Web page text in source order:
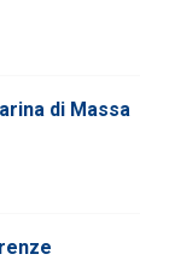
di Massa